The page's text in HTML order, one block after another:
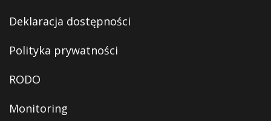
Deklaracja dostępności
Polityka prywatności
RODO
Monitoring